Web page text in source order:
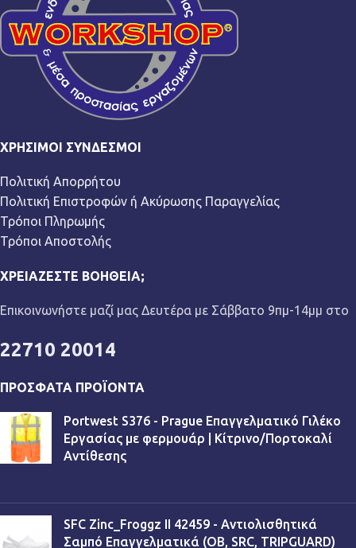
ΧΡΉΣΙΜΟΙ ΣΎΝΔΕΣΜΟΙ
Πολιτική Απορρήτου
Πολιτική Επιστροφών ή Ακύρωσης Παραγγελίας
Τρόποι Πληρωμής
Τρόποι Αποστολής
ΧΡΕΙΆΖΕΣΤΕ ΒΟΉΘΕΙΑ;
Επικοινωνήστε μαζί μας Δευτέρα με Σάββατο 9πμ-14μμ στο
22710 20014
ΠΡΌΣΦΑΤΑ ΠΡΟΪΌΝΤΑ
Portwest S376 - Prague Επαγγελματικό Γιλέκο
Εργασίας με φερμουάρ | Κίτρινο/Πορτοκαλί
Αντίθεσης
SFC Zinc_Froggz II 42459 - Αντιολισθητικά
Σαμπό Επαγγελματικά (OB, SRC, TRIPGUARD)